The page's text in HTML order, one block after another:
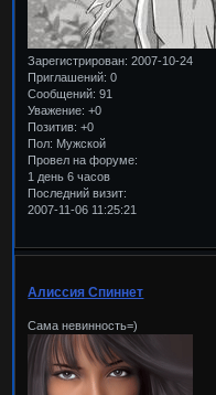
Зарегистрирован: 2007-10-24
Приглашений: 0
Сообщений: 91
Уважение: +0
Позитив: +0
Пол: Мужской
Провел на форуме:
1 день 6 часов
Последний визит:
2007-11-06 11:25:21
Алиссия Спиннет
Сама невинность=)